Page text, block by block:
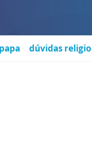
papa dúvidas